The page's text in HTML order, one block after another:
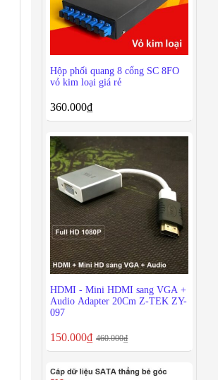
Hộp phối quang 8 cổng SC 8FO
vỏ kim loại giá rẻ
360.000₫
HDMI - Mini HDMI sang VGA +
Audio Adapter 20Cm Z-TEK ZY-
097
150.000₫ 460.000₫